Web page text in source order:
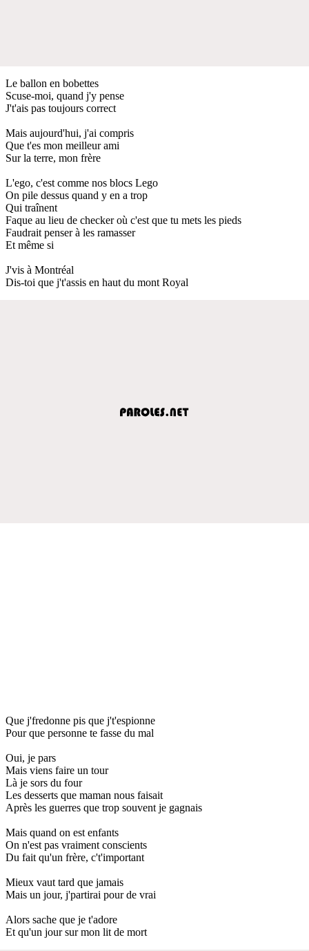
Le ballon en bobettes
Scuse-moi, quand j'y pense
J't'ais pas toujours correct
Mais aujourd'hui, j'ai compris
Que t'es mon meilleur ami
Sur la terre, mon frère
L'ego, c'est comme nos blocs Lego
On pile dessus quand y en a trop
Qui traînent
Faque au lieu de checker où c'est que tu mets les pieds
Faudrait penser à les ramasser
Et même si
J'vis à Montréal
Dis-toi que j't'assis en haut du mont Royal
Que j'fredonne pis que j't'espionne
Pour que personne te fasse du mal
Oui, je pars
Mais viens faire un tour
Là je sors du four
Les desserts que maman nous faisait
Après les guerres que trop souvent je gagnais
Mais quand on est enfants
On n'est pas vraiment conscients
Du fait qu'un frère, c't'important
Mieux vaut tard que jamais
Mais un jour, j'partirai pour de vrai
Alors sache que je t'adore
Et qu'un jour sur mon lit de mort